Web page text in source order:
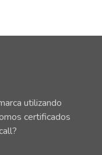
utilizando
certificados